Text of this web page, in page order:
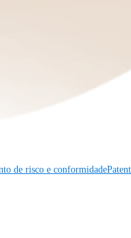
de risco e conformidade